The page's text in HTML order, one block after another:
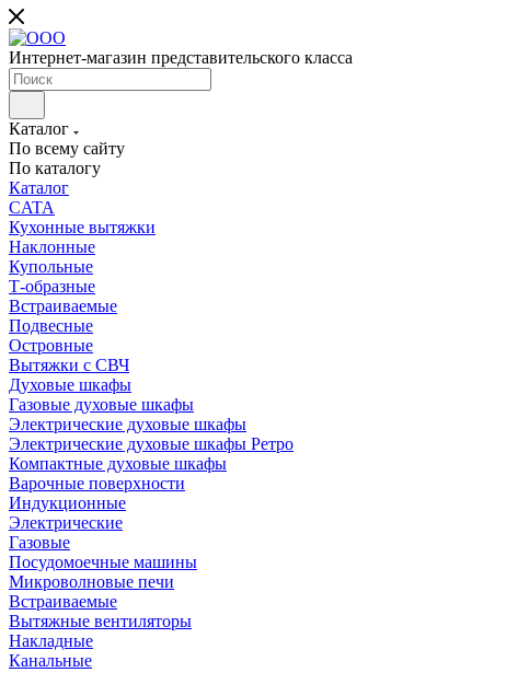
Интернет-магазин представительского класса
Каталог
По всему сайту
По каталогу
Каталог
CATA
Кухонные вытяжки
Наклонные
Купольные
Т-образные
Встраиваемые
Подвесные
Островные
Вытяжки с СВЧ
Духовые шкафы
Газовые духовые шкафы
Электрические духовые шкафы
Электрические духовые шкафы Ретро
Компактные духовые шкафы
Варочные поверхности
Индукционные
Электрические
Газовые
Посудомоечные машины
Микроволновые печи
Встраиваемые
Вытяжные вентиляторы
Накладные
Канальные